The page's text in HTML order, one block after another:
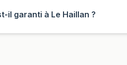
il garanti à Le Haillan ?